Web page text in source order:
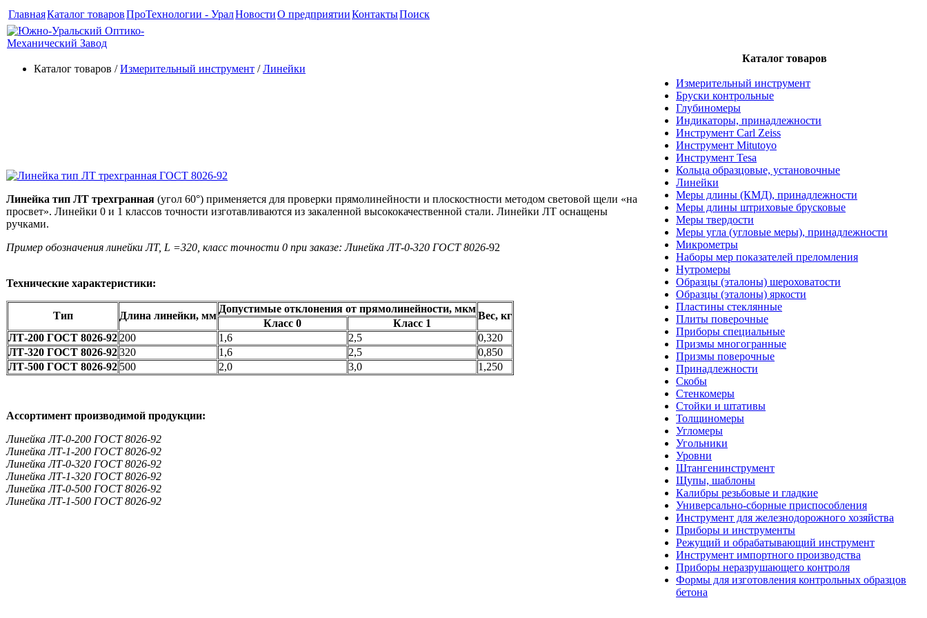
ГлавнаяКаталог товаровПроТехнологии - УралНовостиО предприятииКонтактыПоиск
Каталог товаров /Измерительный инструмент /Линейки
Линейка тип ЛТ трехгранная (угол 60°) применяется для проверки прямолинейности и плоскостности методом световой щели «на
просвет». Линейки 0 и 1 классов точности изготавливаются из закаленной высококачественной стали. Линейки ЛТ оснащены
ручками.
Пример обозначения линейки ЛТ, L =320, класс точности 0 при заказе: Линейка ЛТ-0-320 ГОСТ 8026-92
Технические характеристики:
Тип Длина линейки, мм
Допустимые отклонения от прямолинейности, мкм
Вес, кг
Класс 0
Класс 1
ЛТ-200 ГОСТ 8026-92 200 1,6 2,5
0,320
ЛТ-320 ГОСТ 8026-92320 1,6 2,5
0,850
ЛТ-500 ГОСТ 8026-92 500 2,0 3,0 1,250
Ассортимент производимой продукции:
Линейка ЛТ-0-200 ГОСТ 8026-92
Линейка ЛТ-1-200 ГОСТ 8026-92
Линейка ЛТ-0-320 ГОСТ 8026-92
Линейка ЛТ-1-320 ГОСТ 8026-92
Линейка ЛТ-0-500 ГОСТ 8026-92
Линейка ЛТ-1-500 ГОСТ 8026-92
Каталог товаров
Измерительный инструмент
Бруски контрольные
Глубиномеры
Индикаторы, принадлежности
Инструмент Carl Zeiss
Инструмент Mitutoyo
Инструмент Tesa
Кольца образцовые, установочные
Линейки
Меры длины (КМД), принадлежности
Меры длины штриховые брусковые
Меры твердости
Меры угла (угловые меры), принадлежности
Микрометры
Наборы мер показателей преломления
Нутромеры
Образцы (эталоны) шероховатости
Образцы (эталоны) яркости
Пластины стеклянные
Плиты поверочные
Приборы специальные
Призмы многогранные
Призмы поверочные
Принадлежности
Скобы
Стенкомеры
Стойки и штативы
Толщиномеры
Угломеры
Угольники
Уровни
Штангенинструмент
Щупы, шаблоны
Калибры резьбовые и гладкие
Универсально-сборные приспособления
Инструмент для железнодорожного хозяйства
Приборы и инструменты
Режущий и обрабатывающий инструмент
Инструмент импортного производства
Приборы неразрушающего контроля
Формы для изготовления контрольных образцов
бетона